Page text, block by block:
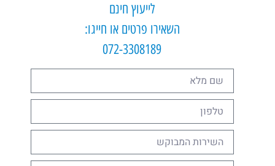
לייעוץ חינם
השאירו פרטים או חייגו:
072-3308189